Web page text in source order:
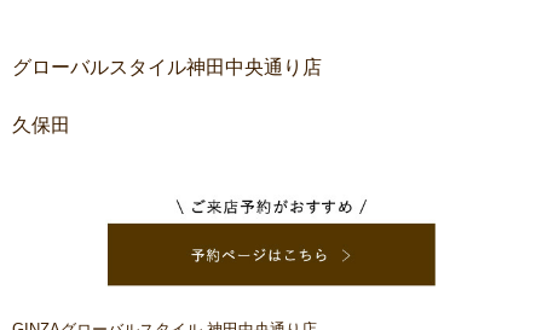
グローバルスタイル神田中央通り店
久保田